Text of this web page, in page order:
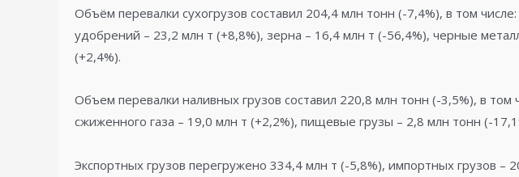
Объём перевалки сухогрузов составил 204,4 млн тонн (-7,4%), в том
удобрений – 23,2 млн т (+8,8%), зерна – 16,4 млн т (-56,4%), черные
(+2,4%).
Объем перевалки наливных грузов составил 220,8 млн тонн (-3,5%), в
сжиженного газа – 19,0 млн т (+2,2%), пищевые грузы – 2,8 млн тонн (-
Экспортных грузов перегружено 334,4 млн т (-5,8%), импортных грузов